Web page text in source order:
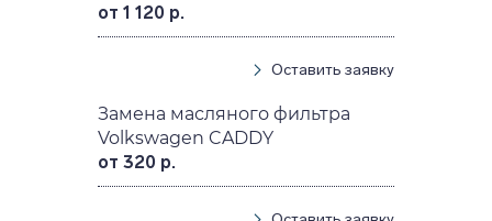
от 1 120 р.
Оставить заявку
Замена масляного фильтра
Volkswagen CADDY
от 320 р.